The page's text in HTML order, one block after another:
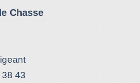
Chasse
43